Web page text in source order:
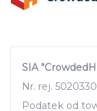
SIA
Nr. rej.
Podatek od